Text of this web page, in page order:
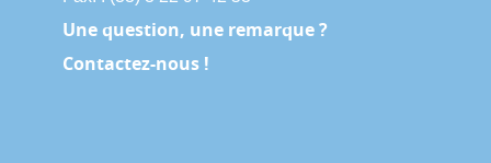
Une question, une remarque ?
Contactez-nous !